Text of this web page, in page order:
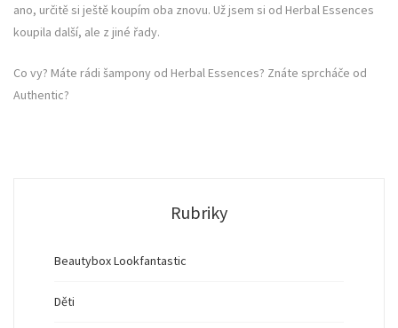
ano, určitě si ještě koupím oba znovu. Už jsem si od Herbal Essences
koupila další, ale z jiné řady.
Co vy? Máte rádi šampony od Herbal Essences? Znáte sprcháče od
Authentic?
Rubriky
Beautybox Lookfantastic
Děti